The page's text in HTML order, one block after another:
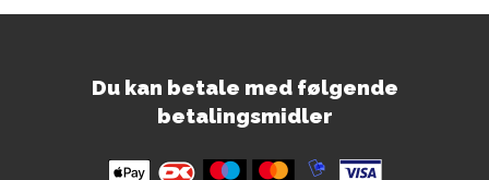
Du kan betale med følgende
betalingsmidler